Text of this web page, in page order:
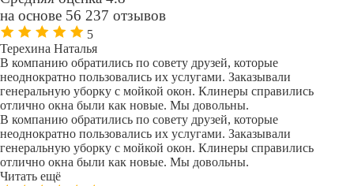
на основе 56 237 отзывов
5
Терехина Наталья
В компанию обратились по совету друзей, которые
неоднократно пользовались их услугами. Заказывали
генеральную уборку с мойкой окон. Клинеры справились
отлично окна были как новые. Мы довольны.
В компанию обратились по совету друзей, которые
неоднократно пользовались их услугами. Заказывали
генеральную уборку с мойкой окон. Клинеры справились
отлично окна были как новые. Мы довольны.
Читать ещё